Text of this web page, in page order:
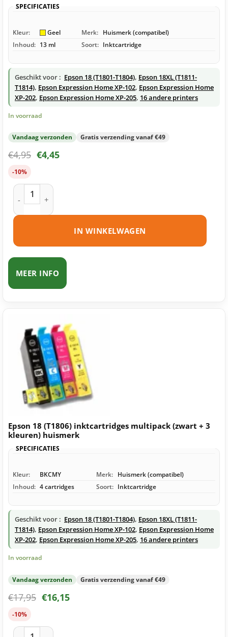
SPECIFICATIES
Kleur: Geel Merk: Huismerk (compatibel)
Inhoud: 13 ml Soort: Inktcartridge
Geschikt voor : Epson 18 (T1801-T1804), Epson 18XL (T1811-
T1814), Epson Expression Home XP-102, Epson Expression Home
XP-202, Epson Expression Home XP-205, 16 andere printers
In voorraad
Vandaag verzonden Gratis verzending vanaf €49
€4,95 €4,45
-10%
Epson 18 (T1804) inktcartridge geel huismerk aantal
IN WINKELWAGEN
MEER INFO
Epson 18 (T1806) inktcartridges multipack (zwart + 3
kleuren) huismerk
SPECIFICATIES
Kleur: BKCMY Merk: Huismerk (compatibel)
Inhoud: 4 cartridges Soort: Inktcartridge
Geschikt voor : Epson 18 (T1801-T1804), Epson 18XL (T1811-
T1814), Epson Expression Home XP-102, Epson Expression Home
XP-202, Epson Expression Home XP-205, 16 andere printers
In voorraad
Vandaag verzonden Gratis verzending vanaf €49
€17,95 €16,15
-10%
Epson 18 (T1806) inktcartridges multipack (zwart + 3